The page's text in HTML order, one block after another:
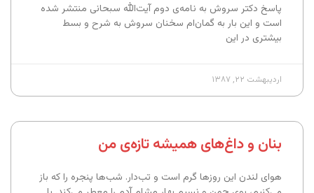
پاسخ دکتر سروش به نامه‌ی دوم آیت‌الله سبحانی منتشر شده
است و این بار به گمان‌ام سخنان سروش به شرح و بسط
بیشتری در این
اردیبهشت ۲۲, ۱۳۸۷
بنان و داغ‌های همیشه‌ تازه‌ی من
هوای لندن این روزها گرم است و تب‌دار. شب‌ها پنجره را که باز